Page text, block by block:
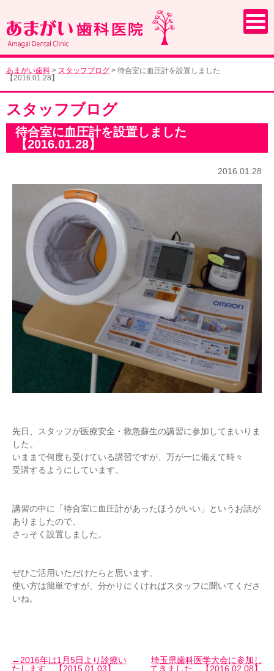
あまがい歯科 > スタッフブログ > 待合室に血圧計を設置しました
【2016.01.28】
スタッフブログ
待合室に血圧計を設置しました
【2016.01.28】
2016.01.28
先日、スタッフが医療安全・救急蘇生の講習に参加してまいりま
した。
いままで何度も受けている講習ですが、万が一に備えて時々
受講するようにしています。
講習の中に「待合室に血圧計があったほうがいい」というお話が
ありましたので、
さっそく設置しました。
ぜひご活用いただけたらと思います。
使い方は簡単ですが、分かりにくければスタッフに聞いてくださ
いね。
2016年は1月5日より診療い
たします 【2015.01.03】
埼玉県歯科医学大会に参加し
てきました 【2016.02.08】